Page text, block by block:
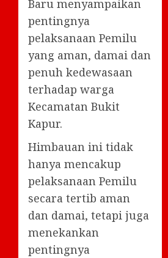
Baru menyampaikan
pentingnya
pelaksanaan Pemilu
yang aman, damai dan
penuh kedewasaan
terhadap warga
Kecamatan Bukit
Kapur.
Himbauan ini tidak
hanya mencakup
pelaksanaan Pemilu
secara tertib aman
dan damai, tetapi juga
menekankan
pentingnya